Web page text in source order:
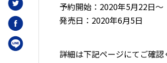
予約開始：2020年5月22日～
発売日：2020年6月5日
詳細は下記ページにてご確認